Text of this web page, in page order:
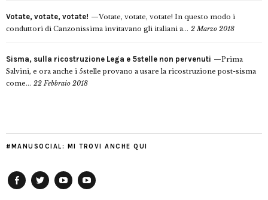
Votate, votate, votate!
Votate, votate, votate! In questo modo i
conduttori di Canzonissima invitavano gli italiani a... 2 Marzo 2018
Sisma, sulla ricostruzione Lega e 5stelle non pervenuti
Prima
Salvini, e ora anche i 5stelle provano a usare la ricostruzione post-sisma
come... 22 Febbraio 2018
#MANUSOCIAL: MI TROVI ANCHE QUI